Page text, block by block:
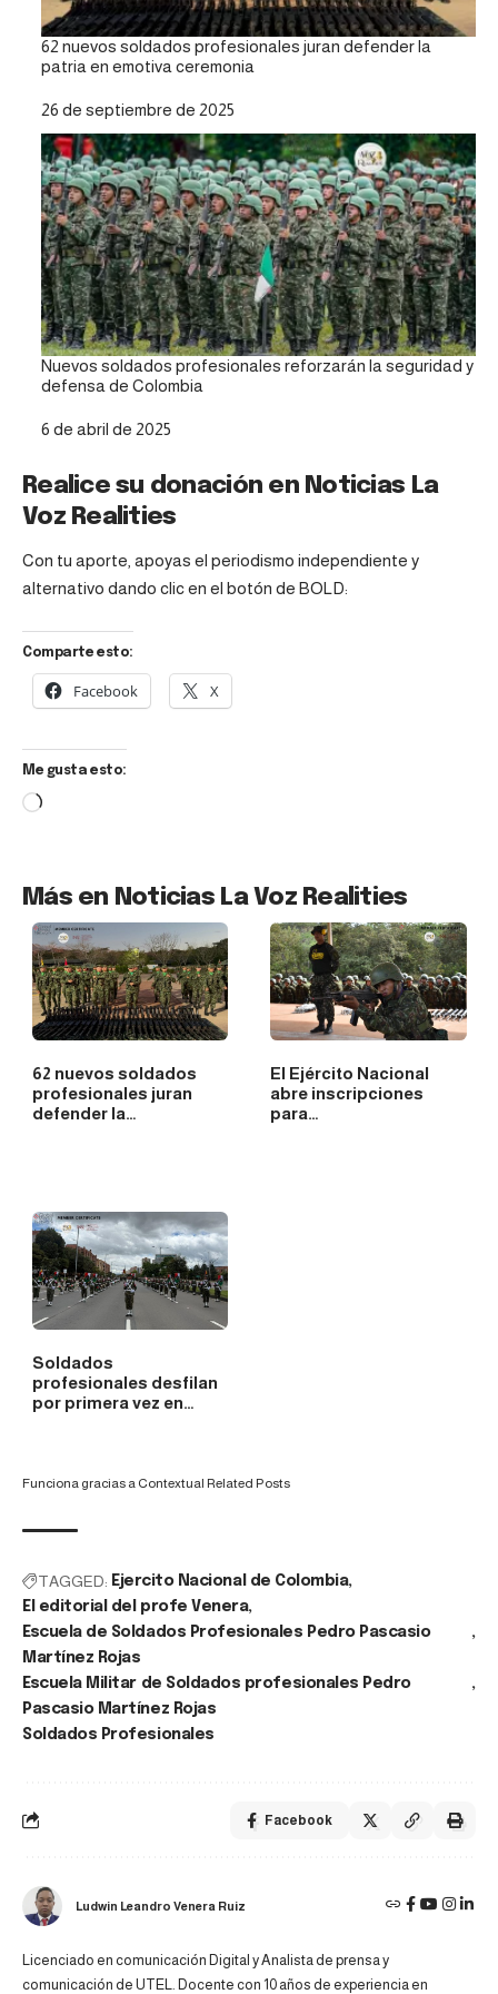
62 nuevos soldados profesionales juran defender la
patria en emotiva ceremonia
Fecha
26 de septiembre de 2025
Nuevos soldados profesionales reforzarán la seguridad y
defensa de Colombia
Fecha
6 de abril de 2025
Realice su donación en Noticias La
Voz Realities
Con tu aporte, apoyas el periodismo independiente y
alternativo dando clic en el botón de BOLD:
Comparte esto:
Facebook X
Me gusta esto:
Más en Noticias La Voz Realities
62 nuevos soldados
profesionales juran
defender la…
El Ejército Nacional
abre inscripciones
para…
Soldados
profesionales desfilan
por primera vez en…
Funciona gracias a Contextual Related Posts
TAGGED: Ejercito Nacional de Colombia
El editorial del profe Venera
Escuela de Soldados Profesionales Pedro Pascasio
Martínez Rojas
Escuela Militar de Soldados profesionales Pedro
Pascasio Martínez Rojas
Soldados Profesionales
Facebook
Ludwin Leandro Venera Ruiz
Licenciado en comunicación Digital y Analista de prensa y
comunicación de UTEL. Docente con 10 años de experiencia en